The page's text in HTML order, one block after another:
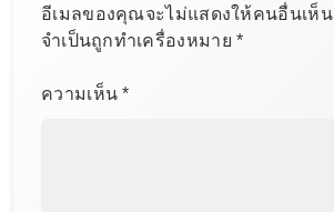
อีเมลของคุณจะไม่แสดงให้คนอื่นเห็น
จำเป็นถูกทำเครื่องหมาย*
ความเห็น*